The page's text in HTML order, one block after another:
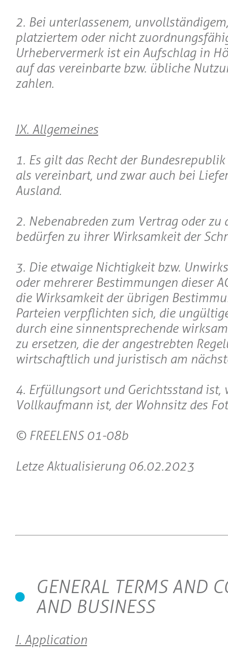
2. Bei unterlassenem,
platziertem oder nicht
Urhebervermerk ist ein Aufschlag in
auf das vereinbarte bzw. übliche
zahlen.
IX. Allgemeines
1. Es gilt das Recht der
als vereinbart, und zwar auch bei
Ausland.
2. Nebenabreden zum Vertrag oder zu
bedürfen zu ihrer Wirksamkeit der
3. Die etwaige Nichtigkeit bzw.
oder mehrerer Bestimmungen dieser
die Wirksamkeit der übrigen
Parteien verpflichten sich, die
durch eine sinnentsprechende
zu ersetzen, die der angestrebten
wirtschaftlich und juristisch am
4. Erfüllungsort und Gerichtsstand ist,
Vollkaufmann ist, der Wohnsitz des
© FREELENS 01-08b
Letze Aktualisierung 06.02.2023
GENERAL TERMS AND
AND BUSINESS
I. Application